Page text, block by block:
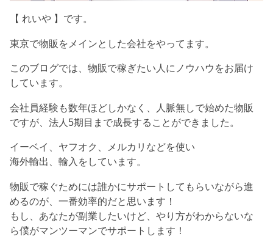
【 れいや 】です。
東京で物販をメインとした会社をやってます。
このブログでは、物販で稼ぎたい人にノウハウをお届け
しています。
会社員経験も数年ほどしかなく、人脈無しで始めた物販
ですが、法人5期目まで成長することができました。
イーベイ、ヤフオク、メルカリなどを使い
海外輸出、輸入をしています。
物販で稼ぐためには誰かにサポートしてもらいながら進
めるのが、一番効率的だと思います！
もし、あなたが副業したいけど、やり方がわからないな
ら僕がマンツーマンでサポートします！